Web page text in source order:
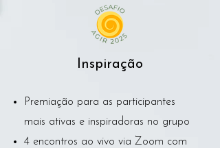
Inspiração
Premiação para as participantes
mais ativas e inspiradoras no grupo
4 encontros ao vivo via Zoom com